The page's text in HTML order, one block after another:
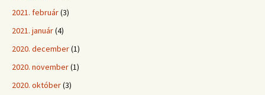
2021. február(3)
2021. január(4)
2020. december(1)
2020. november(1)
2020. október(3)